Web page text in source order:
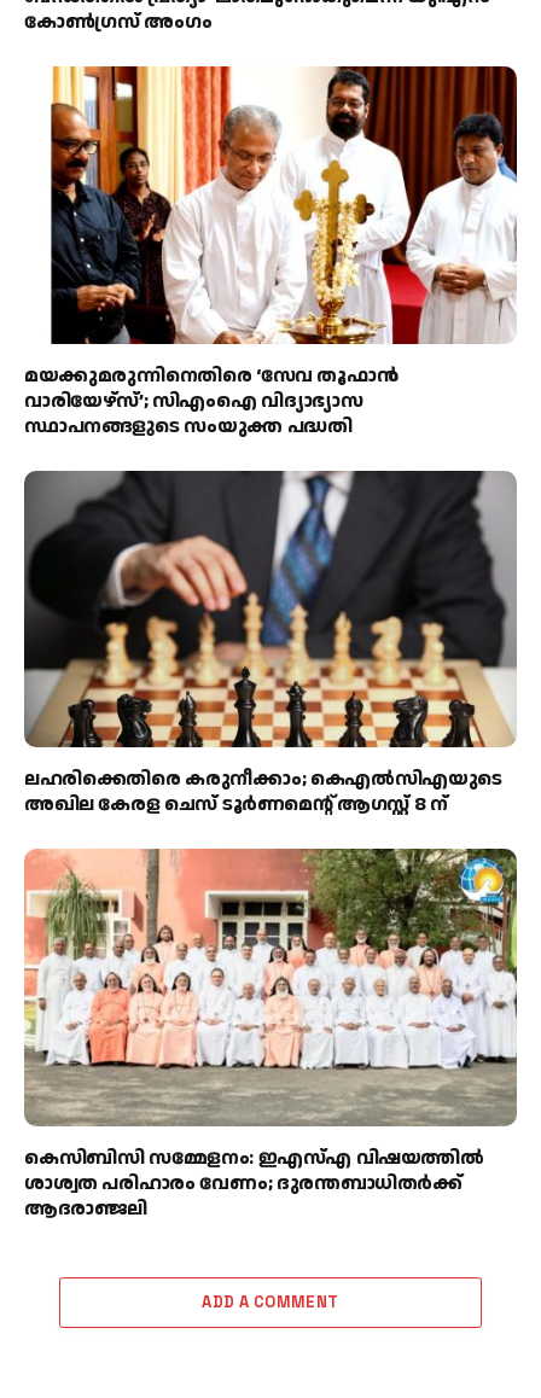
കോൺഗ്രസ് അംഗം
മയക്കുമരുന്നിനെതിരെ ‘സേവ തൂഫാൻ
വാരിയേഴ്‌സ്’; സിഎംഐ വിദ്യാഭ്യാസ
സ്ഥാപനങ്ങളുടെ സംയുക്ത പദ്ധതി
ലഹരിക്കെതിരെ കരുനീക്കാം; കെഎൽസിഎയുടെ
അഖില കേരള ചെസ് ടൂർണമെന്റ് ആഗസ്റ്റ് 8 ന്
കെസിബിസി സമ്മേളനം: ഇഎസ്എ വിഷയത്തിൽ
ശാശ്വത പരിഹാരം വേണം; ദുരന്തബാധിതർക്ക്
ആദരാഞ്ജലി
ADD A COMMENT